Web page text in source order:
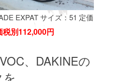
EXPAT サイズ：51 定価
税別112,000円
、DAKINEの